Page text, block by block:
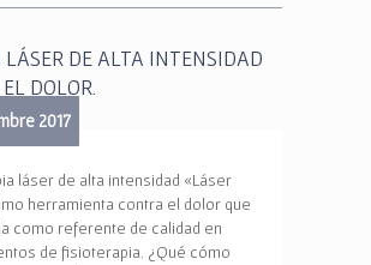
LÁSER DE ALTA INTENSIDAD
DOLOR.
2017
láser de alta intensidad «Láser
herramienta contra el dolor que
como referente de calidad en
de fisioterapia. ¿Qué cómo